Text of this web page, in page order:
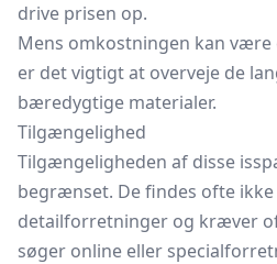
drive prisen op.
Mens omkostningen kan
er det vigtigt at overveje de
bæredygtige materialer.
Tilgængelighed
Tilgængeligheden af disse
begrænset. De findes ofte
detailforretninger og kræver
søger online eller